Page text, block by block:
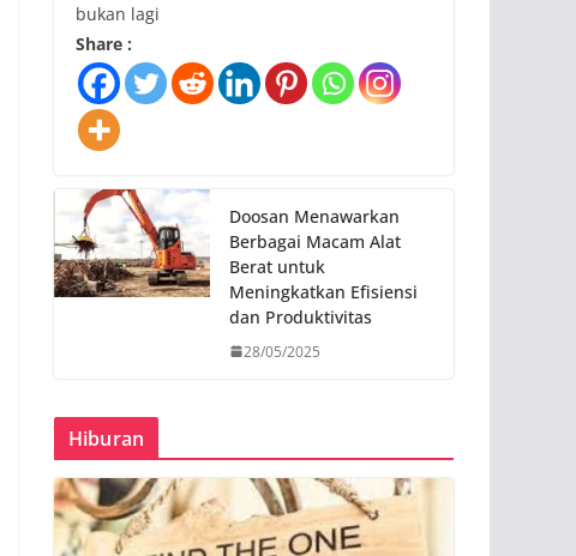
bukan lagi
Share :
Doosan Menawarkan
Berbagai Macam Alat
Berat untuk
Meningkatkan Efisiensi
dan Produktivitas
28/05/2025
Hiburan